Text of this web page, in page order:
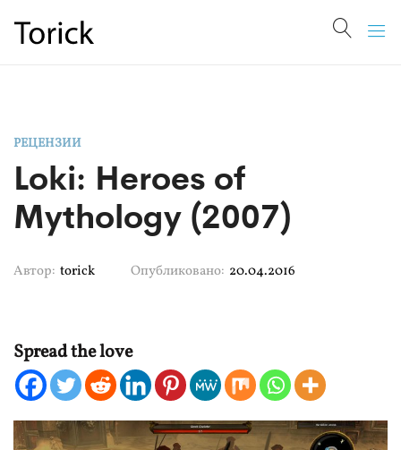
РЕЦЕНЗИИ
Loki: Heroes of
Mythology (2007)
Автор: torick Опубликовано: 20.04.2016
Spread the love